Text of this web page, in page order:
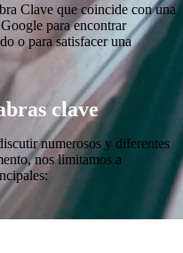
Clave que coincide con una
para encontrar
o para satisfacer una
clave
numerosos y diferentes
nos limitamos a